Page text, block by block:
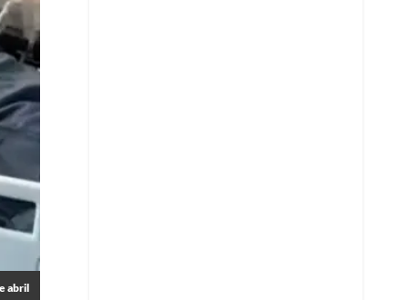
abril